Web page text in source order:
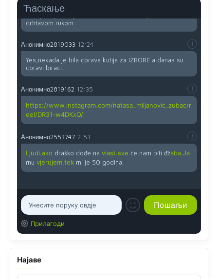
Ћаскање
Ovo pravilo jeste unijelo opravdan strah, posebno kada
drhtavom rukom
Анонимно2819033 12:24
Yes,nekada je bila corava kutija za IZBORE a danas su
coravi biraci.
Анонимно2819162 12:35
https://www.instagram.com/natasa_miljanovic_zubac/r
eel/DR31-w4DKxQ/
Анонимно2553747 2:53
Ljudi.ako draško dođe na vlast.sve će nam biti đžaba.Ja
mu vjerujem.tek mi je 50 godina.
Прилагоди
Најаве